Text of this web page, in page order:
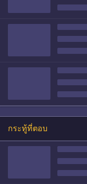
กระทู้ที่ตอบ